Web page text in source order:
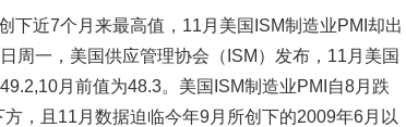
近7个月来最高值，11月美国ISM制造业PMI却出
周一，美国供应管理协会（ISM）发布，11月美国
月前值为48.3。美国ISM制造业PMI自8月跌
，且11月数据迫临今年9月所创下的2009年6月以